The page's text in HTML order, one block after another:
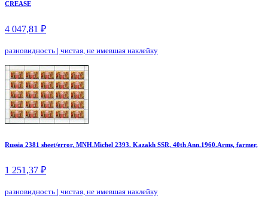
CREASE
4 047,81 ₽
разновидность | чистая, не имевшая наклейку
Russia 2381 sheet/error, MNH.Michel 2393. Kazakh SSR, 40th Ann.1960.Arms, farmer,
1 251,37 ₽
разновидность | чистая, не имевшая наклейку